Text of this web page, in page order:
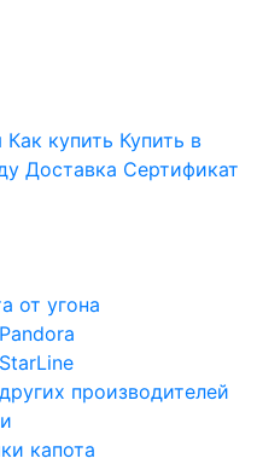
Как купить Купить в
Доставка Сертификат
от угона
производителей
капота